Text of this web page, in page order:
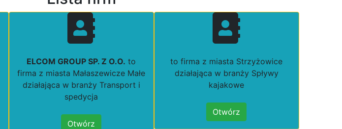
ELCOM GROUP SP. Z O.O. to
firma z miasta Małaszewicze Małe
działająca w branży Transport i
spedycja
Otwórz
to firma z miasta Strzyżowice
działająca w branży Spływy
kajakowe
Otwórz